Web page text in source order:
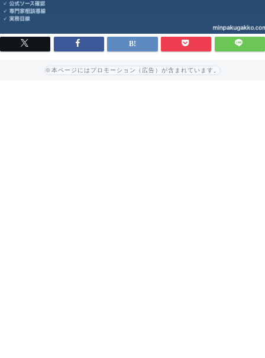
※本ページにはプロモーション（広告）が含まれています。